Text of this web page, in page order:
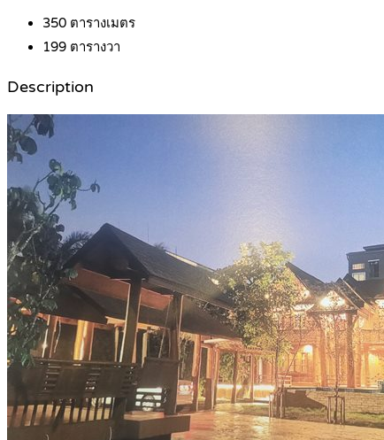
350 ตารางเมตร
199 ตารางวา
Description